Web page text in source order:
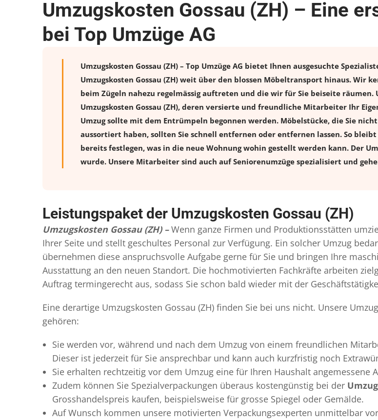
Umzugskosten Gossau (ZH) – Eine
bei Top Umzüge AG
Umzugskosten Gossau (ZH) – Top Umzüge AG bietet Ihnen ausgesuchte
Umzugskosten Gossau (ZH) weit über den blossen Möbeltransport hinaus. Wir
beim Zügeln nahezu regelmässig auftreten und die wir für Sie beiseite räumen.
Umzugskosten Gossau (ZH), deren versierte und freundliche Mitarbeiter Ihr
Umzug sollte mit dem Entrümpeln begonnen werden. Möbelstücke, die Sie
aussortiert haben, sollten Sie schnell entfernen oder entfernen lassen. So
bereits festlegen, was in die neue Wohnung wohin gestellt werden kann. Der
wurde. Unsere Mitarbeiter sind auch auf Seniorenumzüge spezialisiert und
Leistungspaket der Umzugskosten Gossau (ZH)
Umzugskosten Gossau (ZH) – Wenn ganze Firmen und Produktionsstätten
Ihrer Seite und stellt geschultes Personal zur Verfügung. Ein solcher Umzug
übernehmen diese anspruchsvolle Aufgabe gerne für Sie und bringen Ihre
Ausstattung an den neuen Standort. Die hochmotivierten Fachkräfte arbeiten
Auftrag termingerecht aus, sodass Sie schon bald wieder mit der
Eine derartige Umzugskosten Gossau (ZH) finden Sie bei uns nicht. Unsere
gehören:
Sie werden vor, während und nach dem Umzug von einem freundlichen
Dieser ist jederzeit für Sie ansprechbar und kann auch kurzfristig noch
Sie erhalten rechtzeitig vor dem Umzug eine für Ihren Haushalt angemessene
Zudem können Sie Spezialverpackungen überaus kostengünstig bei der
Grosshandelspreis kaufen, beispielsweise für grosse Spiegel oder Gemälde.
Auf Wunsch kommen unsere motivierten Verpackungsexperten unmittelbar